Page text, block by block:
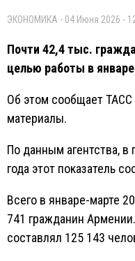
ЭКОНОМИКА - 04 Июня 2026 -
Почти 42,4 тыс.
целью работы в
Об этом сообщает ТАСС
материалы.
По данным агентства,
года этот показатель
Всего в январе-марте
741 гражданин
составлял 125 143